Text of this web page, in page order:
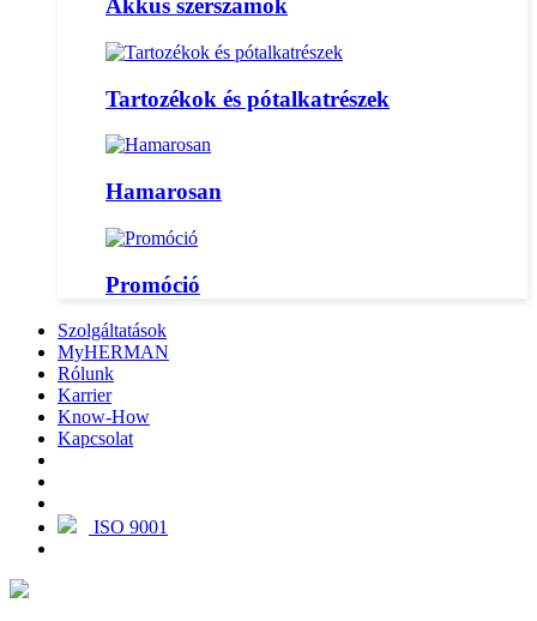
Akkus szerszámok
Tartozékok és pótalkatrészek
Hamarosan
Promóció
Szolgáltatások
MyHERMAN
Rólunk
Karrier
Know-How
Kapcsolat
ISO 9001